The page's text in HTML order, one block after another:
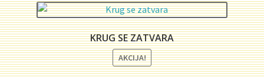
KRUG SE ZATVARA
AKCIJA!